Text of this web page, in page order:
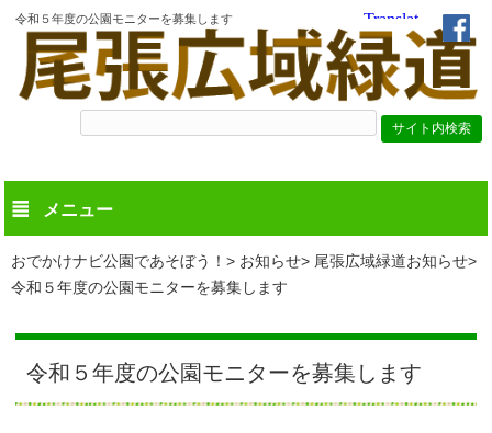
令和５年度の公園モニターを募集します
メニュー
おでかけナビ公園であそぼう！ お知らせ
尾張広域緑道お知らせ
令和５年度の公園モニターを募集します
令和５年度の公園モニターを募集します